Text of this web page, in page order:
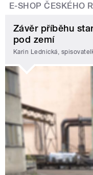
E-SHOP ČESKÉHO
Závěr příběhu
pod zemí
Karin Lednická,